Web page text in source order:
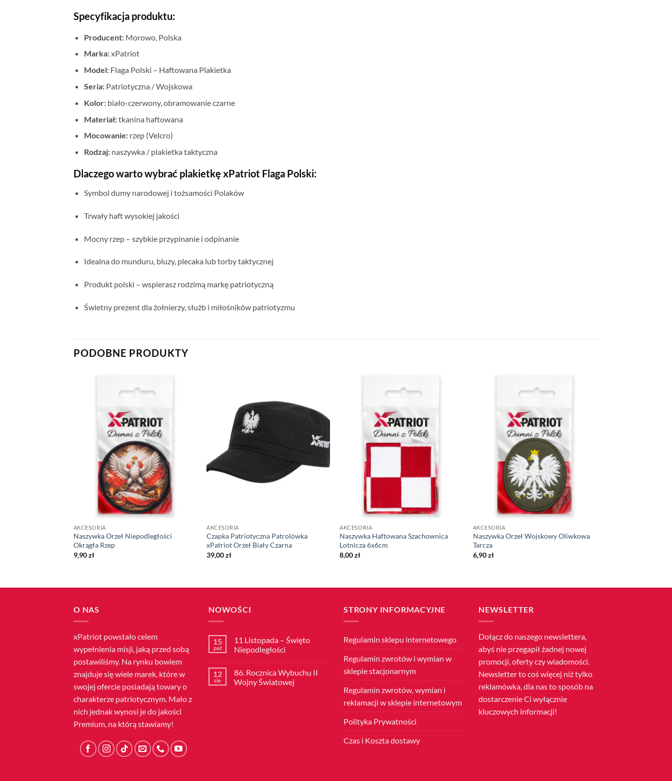
Specyfikacja produktu:
Producent:Morowo, Polska
Marka:xPatriot
Model:Flaga Polski – Haftowana Plakietka
Seria:Patriotyczna / Wojskowa
Kolor:biało-czerwony, obramowanie czarne
Materiał:tkanina haftowana
Mocowanie:rzep (Velcro)
Rodzaj:naszywka / plakietka taktyczna
Dlaczego warto wybrać plakietkę xPatriot Flaga Polski:
Symbol dumy narodowej i tożsamości Polaków
Trwały haft wysokiej jakości
Mocny rzep – szybkie przypinanie i odpinanie
Idealna do munduru, bluzy, plecaka lub torby taktycznej
Produkt polski – wspierasz rodzimą markę patriotyczną
Świetny prezent dla żołnierzy, służb i miłośników patriotyzmu
PODOBNE PRODUKTY
AKCESORIA
Naszywka Orzeł Niepodległości
Okrągła Rzep
9,90zł
AKCESORIA
Czapka Patriotyczna Patrolówka
xPatriot Orzeł Biały Czarna
39,00zł
AKCESORIA
Naszywka Haftowana Szachownica
Lotnicza 6x6cm
8,00zł
AKCESORIA
Naszywka Orzeł Wojskowy Oliwkowa
Tarcza
6,90zł
O NAS
xPatriot powstało celem
wypełnienia misji, jaką przed sobą
postawiliśmy. Na rynku bowiem
znajduje się wiele marek, które w
swojej ofercie posiadają towary o
charakterze patriotycznym. Mało z
nich jednak wynosi je do jakości
Premium, na którą stawiamy!
NOWOŚCI
15
paź
11 Listopada – Święto
Niepodległości
do
11
Listopada
12
sie
86. Rocznica Wybuchu II
Wojny Światowej
STRONY INFORMACYJNE
Regulamin sklepu internetowego
Regulamin zwrotów i wymian w
sklepie stacjonarnym
Regulamin zwrotów, wymian i
reklamacji w sklepie internetowym
Polityka Prywatności
Czas i Koszta dostawy
NEWSLETTER
Dołącz do naszego newslettera,
abyś nie przegapił żadnej nowej
promocji, oferty czy wiadomości.
Newsletter to coś więcej niż tylko
reklamówka, dla nas to sposób na
dostarczenie Ci wyłącznie
kluczowych informacji!